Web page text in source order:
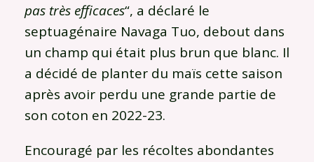
pas très efficaces“, a déclaré le
septuagénaire Navaga Tuo, debout dans
un champ qui était plus brun que blanc. Il
a décidé de planter du maïs cette saison
après avoir perdu une grande partie de
son coton en 2022-23.
Encouragé par les récoltes abondantes